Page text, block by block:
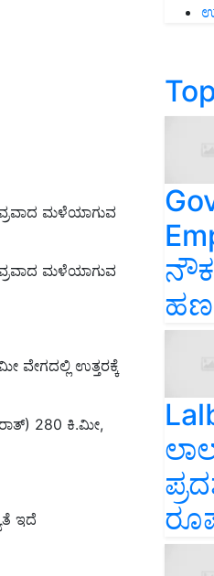
ಮಳೆಯಾಗುವ
ಮಳೆಯಾಗುವ
ಉತ್ತರಕ್ಕೆ
280 ಕಿ.ಮೀ,
ಇದೆ